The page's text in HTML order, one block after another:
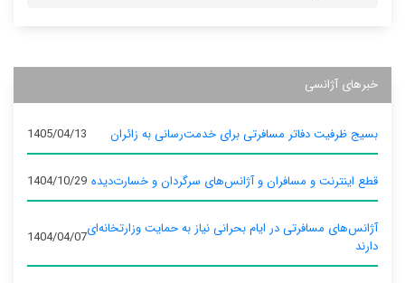
خبرهای آژانسی
بسیج ظرفیت دفاتر مسافرتی برای خدمت‌رسانی به زائران 1405/04/13
قطع اینترنت و مسافران و آژانس‌های سرگردان و خسارت‌دیده 1404/10/29
آژانس‌های مسافرتی در ایام بحرانی نیاز به حمایت وزارتخانه‌ای
دارند
1404/04/07